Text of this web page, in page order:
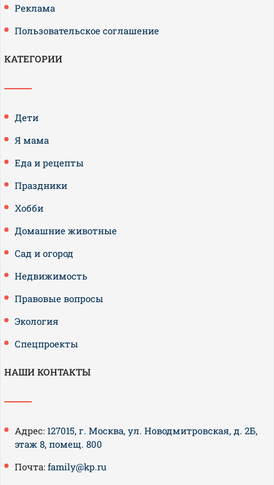
Реклама
Пользовательское соглашение
КАТЕГОРИИ
Дети
Я мама
Еда и рецепты
Праздники
Хобби
Домашние животные
Сад и огород
Недвижимость
Правовые вопросы
Экология
Спецпроекты
НАШИ КОНТАКТЫ
Адрес: 127015, г. Москва, ул. Новодмитровская, д. 2Б,
этаж 8, помещ. 800
Почта: family@kp.ru